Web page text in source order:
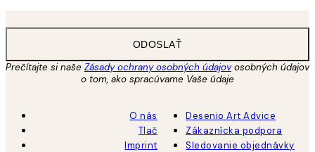
ODOSLAŤ
Prečítajte si naše Zásady ochrany osobných údajovosobných údajov
o tom, ako spracúvame Vaše údaje
O nás
Tlač
Imprint
Desenio Art Advice
Zákaznícka podpora
Sledovanie objednávky